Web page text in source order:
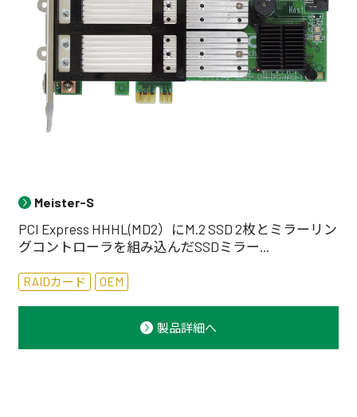
Meister-S
PCI Express HHHL(MD2）にM.2 SSD 2枚とミラーリン
グコントローラを組み込んだSSDミラー...
RAIDカード OEM
製品詳細へ